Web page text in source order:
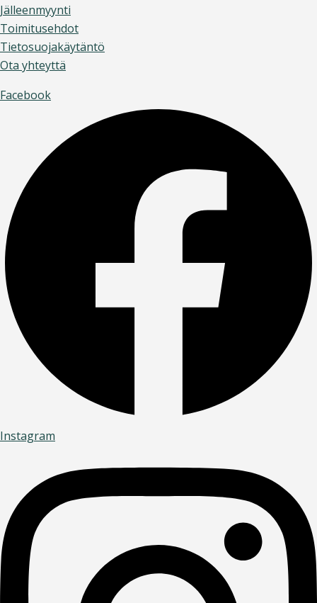
Jälleenmyynti
Toimitusehdot
Tietosuojakäytäntö
Ota yhteyttä
Facebook
Instagram